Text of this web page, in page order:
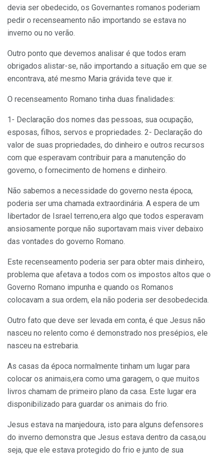
devia ser obedecido, os Governantes romanos poderiam
pedir o recenseamento não importando se estava no
inverno ou no verão.
Outro ponto que devemos analisar é que todos eram
obrigados alistar-se, não importando a situação em que se
encontrava, até mesmo Maria grávida teve que ir.
O recenseamento Romano tinha duas finalidades:
1- Declaração dos nomes das pessoas, sua ocupação,
esposas, filhos, servos e propriedades. 2- Declaração do
valor de suas propriedades, do dinheiro e outros recursos
com que esperavam contribuir para a manutenção do
governo, o fornecimento de homens e dinheiro.
Não sabemos a necessidade do governo nesta época,
poderia ser uma chamada extraordinária. A espera de um
libertador de Israel terreno,era algo que todos esperavam
ansiosamente porque não suportavam mais viver debaixo
das vontades do governo Romano.
Este recenseamento poderia ser para obter mais dinheiro,
problema que afetava a todos com os impostos altos que o
Governo Romano impunha e quando os Romanos
colocavam a sua ordem, ela não poderia ser desobedecida.
Outro fato que deve ser levada em conta, é que Jesus não
nasceu no relento como é demonstrado nos presépios, ele
nasceu na estrebaria.
As casas da época normalmente tinham um lugar para
colocar os animais,era como uma garagem, o que muitos
livros chamam de primeiro plano da casa. Este lugar era
disponibilizado para guardar os animais do frio.
Jesus estava na manjedoura, isto para alguns defensores
do inverno demonstra que Jesus estava dentro da casa,ou
seja, que ele estava protegido do frio e junto de sua